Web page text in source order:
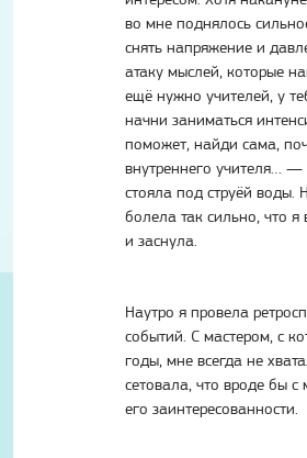
во мне поднялось
снять напряжение и
атаку мыслей, которые
ещё нужно учителей, у
начни заниматься
поможет, найди сама,
внутреннего учителя…
стояла под струёй воды.
болела так сильно, что
и заснула.
Наутро я провела
событий. С мастером, с
годы, мне всегда не
сетовала, что вроде бы с
его заинтересованности.